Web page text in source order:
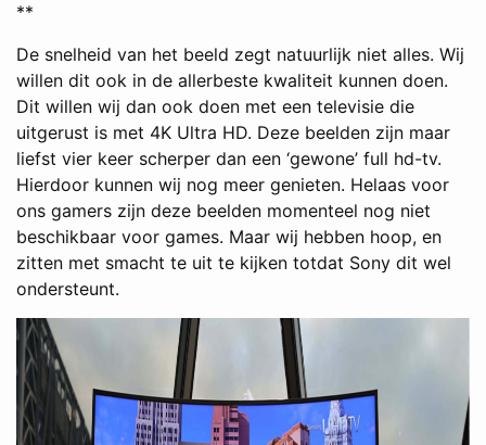
**
De snelheid van het beeld zegt natuurlijk niet alles. Wij
willen dit ook in de allerbeste kwaliteit kunnen doen.
Dit willen wij dan ook doen met een televisie die
uitgerust is met 4K Ultra HD. Deze beelden zijn maar
liefst vier keer scherper dan een ‘gewone’ full hd-tv.
Hierdoor kunnen wij nog meer genieten. Helaas voor
ons gamers zijn deze beelden momenteel nog niet
beschikbaar voor games. Maar wij hebben hoop, en
zitten met smacht te uit te kijken totdat Sony dit wel
ondersteunt.